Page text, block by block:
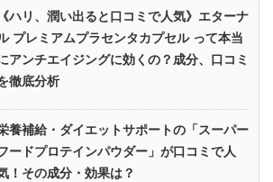
《ハリ、潤い出ると口コミで人気》エターナ
プレミアムプラセンタカプセル って本当
アンチエイジングに効くの？成分、口コミ
徹底分析
養補給・ダイエットサポートの「スーパー
ードプロテインパウダー」が口コミで人
！その成分・効果は？